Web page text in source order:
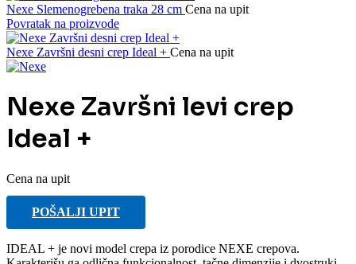
Nexe Slemenogrebena traka 28 cm Cena na upit
Povratak na proizvode
Nexe Završni desni crep Ideal + Cena na upit
Nexe Završni levi crep
Ideal +
Cena na upit
POŠALJI UPIT
IDEAL + je novi model crepa iz porodice NEXE crepova.